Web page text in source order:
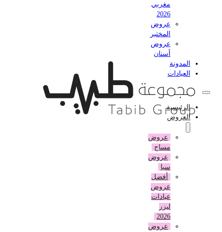
مغربي
2026
عروض
المختبر
عروض
أسنان
المدونة
العيادات
الرئيسية
العروض
عروض
مساج
عروض
أفضل
عروض
عيادات
2026
عروض